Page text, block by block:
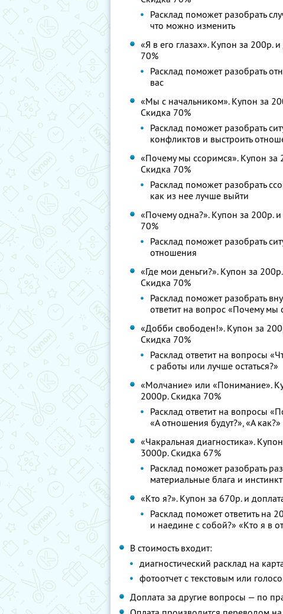
Расклад поможет разобрать
что можно изменить
«Я в его глазах». Купон за 200р.
70%
Расклад поможет разобрать
вас
«Мы с начальником». Купон за
Скидка 70%
Расклад поможет разобрать
конфликтов и выстроить
«Почему мы ссоримся». Купон за
Скидка 70%
Расклад поможет разобрать
как из нее лучше выйти
«Почему одна?». Купон за 200р.
70%
Расклад поможет разобрать
отношения
«Где мои деньги?». Купон за
Скидка 70%
Расклад поможет разобрать
ответит на вопрос «Почему мы
«Добби свободен!». Купон за
Скидка 70%
Расклад ответит на вопросы
с работы или лучше остаться?»
«Молчание» или «Понимание».
2000р. Скидка 70%
Расклад ответит на вопросы
«А отношения будут?», «А как?»
«Чакральная диагностика».
3000р. Скидка 67%
Расклад поможет разобрать
материальные блага и
«Кто я?». Купон за 670р. и
Расклад поможет ответить на
и наедине с собой?» «Кто я в
В стоимость входит:
диагностический расклад на
фотоотчет с текстовым или
Доплата за другие вопросы — по